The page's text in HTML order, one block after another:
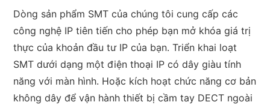
Dòng sản phẩm SMT của chúng tôi cung cấp các
công nghệ IP tiên tiến cho phép bạn mở khóa giá trị
thực của khoản đầu tư IP của bạn. Triển khai loạt
SMT dưới dạng một điện thoại IP có dây giàu tính
năng với màn hình. Hoặc kích hoạt chức năng cơ bản
không dây để vận hành thiết bị cầm tay DECT ngoài